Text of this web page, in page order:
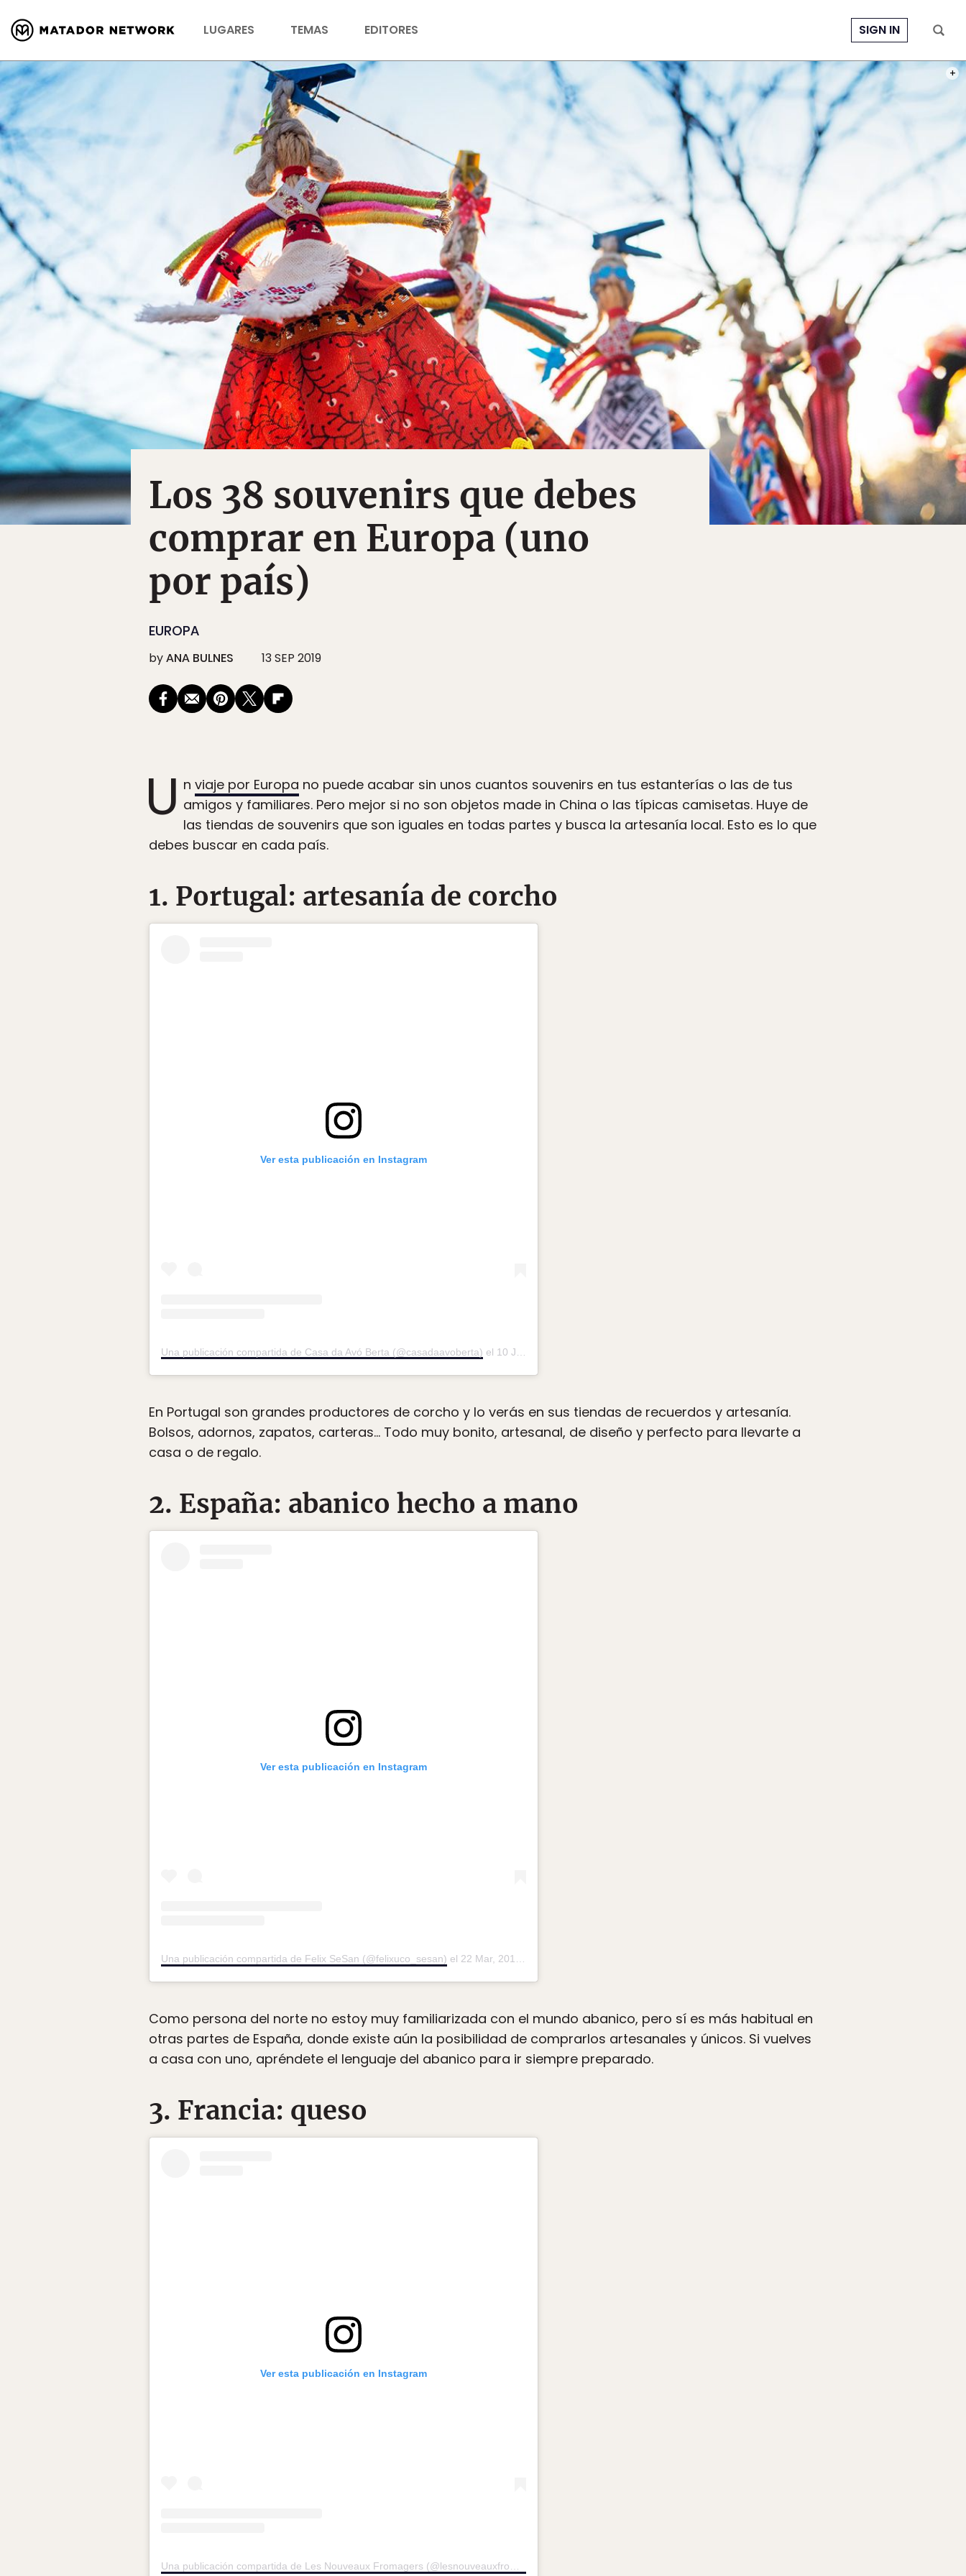
LUGARES TEMAS EDITORES SIGN IN
Los 38 souvenirs que debes
comprar en Europa (uno
por país)
EUROPA
byANA BULNES 13 SEP 2019
U n viaje por Europa no puede acabar sin unos cuantos souvenirs en tus estanterías o las de tus
amigos y familiares. Pero mejor si no son objetos made in China o las típicas camisetas. Huye de
las tiendas de souvenirs que son iguales en todas partes y busca la artesanía local. Esto es lo que
debes buscar en cada país.
1. Portugal: artesanía de corcho
Ver esta publicación en Instagram
Una publicación compartida de Casa da Avó Berta (@casadaavoberta) el 10 Jul, 2019 a las 8:55 PDT
En Portugal son grandes productores de corcho y lo verás en sus tiendas de recuerdos y artesanía.
Bolsos, adornos, zapatos, carteras… Todo muy bonito, artesanal, de diseño y perfecto para llevarte a
casa o de regalo.
2. España: abanico hecho a mano
Ver esta publicación en Instagram
Una publicación compartida de Felix SeSan (@felixuco_sesan) el 22 Mar, 2019 a las 1:38 PDT
Como persona del norte no estoy muy familiarizada con el mundo abanico, pero sí es más habitual en
otras partes de España, donde existe aún la posibilidad de comprarlos artesanales y únicos. Si vuelves
a casa con uno, apréndete el lenguaje del abanico para ir siempre preparado.
3. Francia: queso
Ver esta publicación en Instagram